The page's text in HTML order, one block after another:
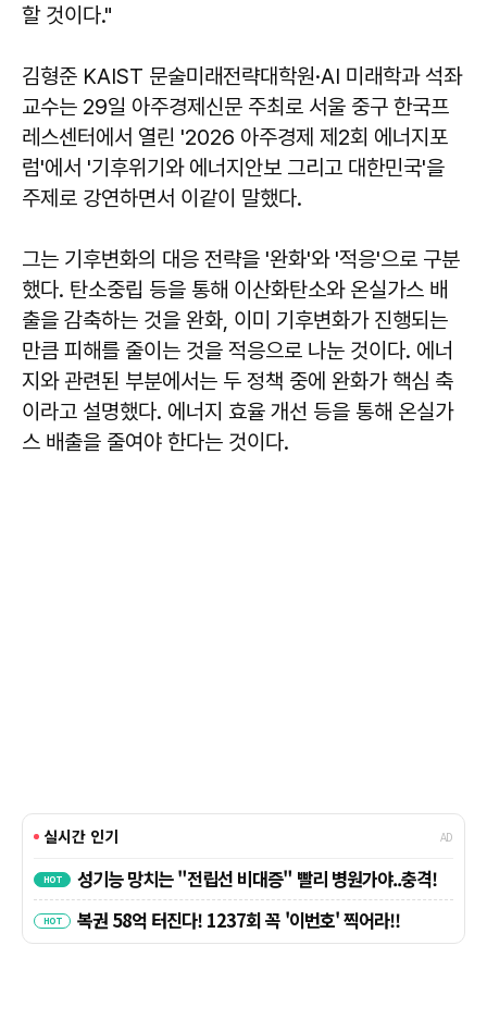
할 것이다."
김형준 KAIST 문술미래전략대학원·AI 미래학과 석좌
교수는 29일 아주경제신문 주최로 서울 중구 한국프
레스센터에서 열린 '2026 아주경제 제2회 에너지포
럼'에서 '기후위기와 에너지안보 그리고 대한민국'을
주제로 강연하면서 이같이 말했다.
그는 기후변화의 대응 전략을 '완화'와 '적응'으로 구분
했다. 탄소중립 등을 통해 이산화탄소와 온실가스 배
출을 감축하는 것을 완화, 이미 기후변화가 진행되는
만큼 피해를 줄이는 것을 적응으로 나눈 것이다. 에너
지와 관련된 부분에서는 두 정책 중에 완화가 핵심 축
이라고 설명했다. 에너지 효율 개선 등을 통해 온실가
스 배출을 줄여야 한다는 것이다.